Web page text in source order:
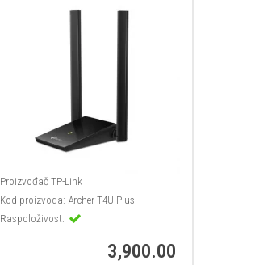
ProizvođačTP-Link
Kod proizvoda: Archer T4U Plus
Raspoloživost:
3,900.00